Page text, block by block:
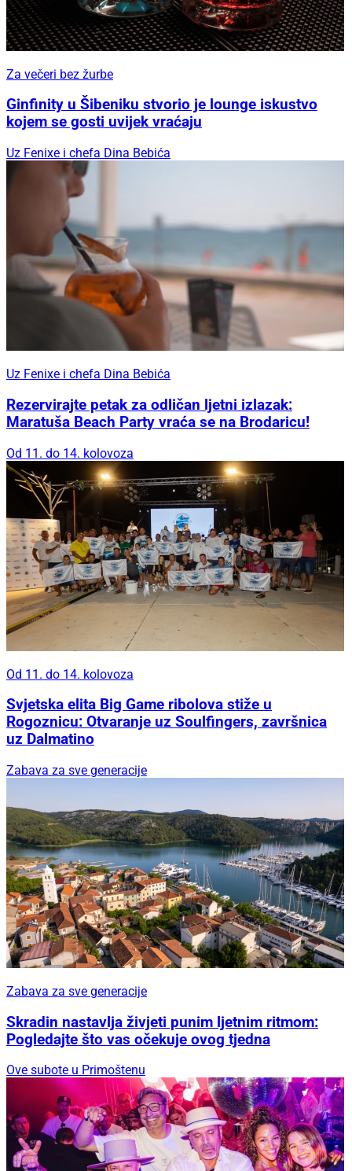
Za večeri bez žurbe
Ginfinity u Šibeniku stvorio je lounge iskustvo
kojem se gosti uvijek vraćaju
Uz Fenixe i chefa Dina Bebića
Uz Fenixe i chefa Dina Bebića
Rezervirajte petak za odličan ljetni izlazak:
Maratuša Beach Party vraća se na Brodaricu!
Od 11. do 14. kolovoza
Od 11. do 14. kolovoza
Svjetska elita Big Game ribolova stiže u
Rogoznicu: Otvaranje uz Soulfingers, završnica
uz Dalmatino
Zabava za sve generacije
Zabava za sve generacije
Skradin nastavlja živjeti punim ljetnim ritmom:
Pogledajte što vas očekuje ovog tjedna
Ove subote u Primoštenu